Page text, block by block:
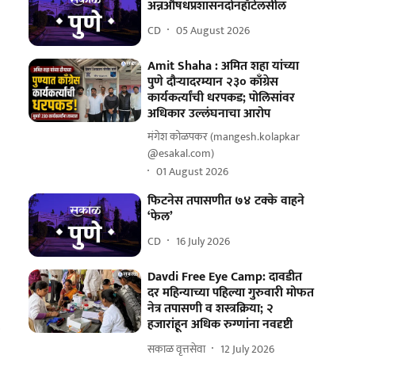
अन्नऔषधप्रशासनदोनहॉटेलसील
CD 05 August 2026
Amit Shaha : अमित शहा यांच्या
पुणे दौऱ्यादरम्यान २३० काँग्रेस
कार्यकर्त्यांची धरपकड; पोलिसांवर
अधिकार उल्लंघनाचा आरोप
मंगेश कोळपकर (mangesh.kolapkar
@esakal.com)
01 August 2026
फिटनेस तपासणीत ७४ टक्के वाहने
‘फेल’
CD 16 July 2026
Davdi Free Eye Camp: दावडीत
दर महिन्याच्या पहिल्या गुरुवारी मोफत
नेत्र तपासणी व शस्त्रक्रिया; २
हजारांहून अधिक रुग्णांना नवदृष्टी
सकाळ वृत्तसेवा 12 July 2026